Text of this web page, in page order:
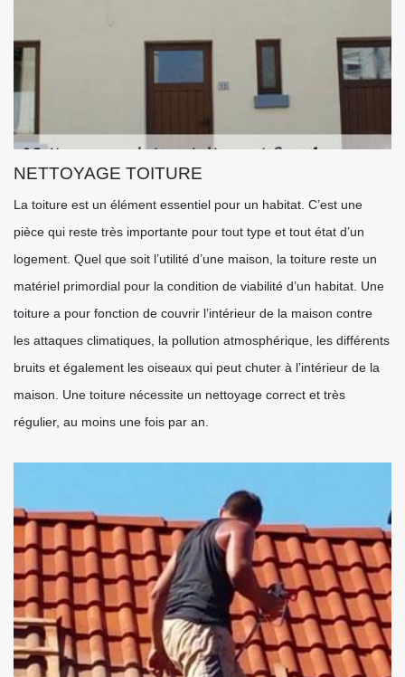
NETTOYAGE TOITURE
La toiture est un élément essentiel pour un habitat. C’est une
pièce qui reste très importante pour tout type et tout état d’un
logement. Quel que soit l’utilité d’une maison, la toiture reste un
matériel primordial pour la condition de viabilité d’un habitat. Une
toiture a pour fonction de couvrir l’intérieur de la maison contre
les attaques climatiques, la pollution atmosphérique, les différents
bruits et également les oiseaux qui peut chuter à l’intérieur de la
maison. Une toiture nécessite un nettoyage correct et très
régulier, au moins une fois par an.